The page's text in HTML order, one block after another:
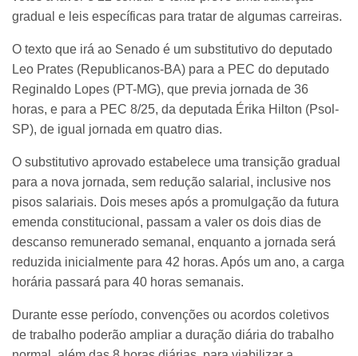
gradual e leis específicas para tratar de algumas carreiras.
O texto que irá ao Senado é um substitutivo do deputado
Leo Prates (Republicanos-BA) para a PEC do deputado
Reginaldo Lopes (PT-MG), que previa jornada de 36
horas, e para a PEC 8/25, da deputada Érika Hilton (Psol-
SP), de igual jornada em quatro dias.
O substitutivo aprovado estabelece uma transição gradual
para a nova jornada, sem redução salarial, inclusive nos
pisos salariais. Dois meses após a promulgação da futura
emenda constitucional, passam a valer os dois dias de
descanso remunerado semanal, enquanto a jornada será
reduzida inicialmente para 42 horas. Após um ano, a carga
horária passará para 40 horas semanais.
Durante esse período, convenções ou acordos coletivos
de trabalho poderão ampliar a duração diária do trabalho